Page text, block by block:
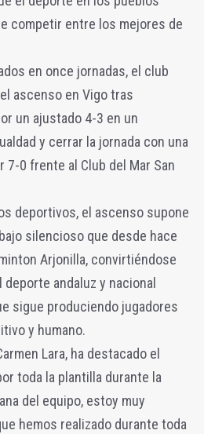
competir entre los mejores de
en once jornadas, el club
ascenso en Vigo tras
un ajustado 4-3 en un
y cerrar la jornada con una
0 frente al Club del Mar San
deportivos, el ascenso supone
silencioso que desde hace
Arjonilla, convirtiéndose
andaluz y nacional
sigue produciendo jugadores
y humano.
Lara, ha destacado el
toda la plantilla durante la
del equipo, estoy muy
hemos realizado durante toda